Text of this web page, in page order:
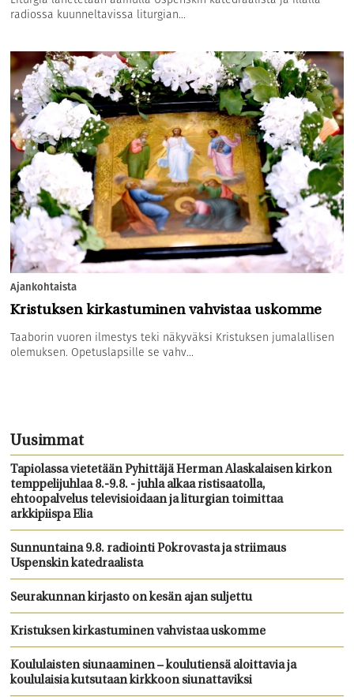
radiossa kuunneltavissa liturgian...
Ajankohtaista
Kristuksen kirkastuminen vahvistaa uskomme
Taaborin vuoren ilmestys teki näkyväksi Kristuksen jumalallisen
olemuksen. Opetuslapsille se vahv...
Uusimmat
Tapiolassa vietetään Pyhittäjä Herman Alaskalaisen kirkon
temppelijuhlaa 8.-9.8. - juhla alkaa ristisaatolla,
ehtoopalvelus televisioidaan ja liturgian toimittaa
arkkipiispa Elia
Sunnuntaina 9.8. radiointi Pokrovasta ja striimaus
Uspenskin katedraalista
Seurakunnan kirjasto on kesän ajan suljettu
Kristuksen kirkastuminen vahvistaa uskomme
Koululaisten siunaaminen – koulutiensä aloittavia ja
koululaisia kutsutaan kirkkoon siunattaviksi